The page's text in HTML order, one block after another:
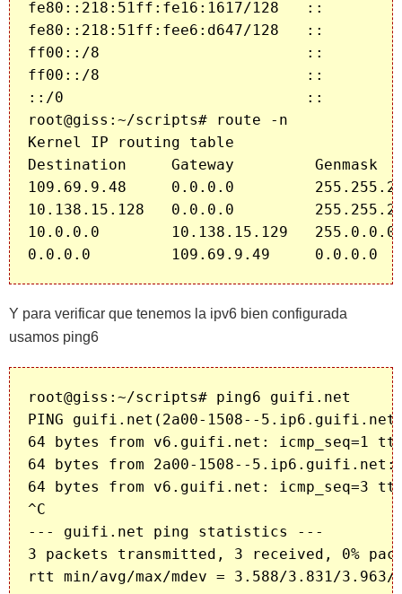
fe80::218:51ff:fe16:1617/128   ::
fe80::218:51ff:fee6:d647/128   ::
ff00::/8                       ::
ff00::/8                       ::
::/0                           ::
root@giss:~/scripts# route -n
Kernel IP routing table
Destination     Gateway
109.69.9.48     0.0.0.0
10.138.15.128   0.0.0.0
10.0.0.0        10.138.15.129
Y para verificar que tenemos la ipv6 bien configurada
usamos ping6
root@giss:~/scripts# ping6 guifi.net
PING guifi.net(2a00-1508--
64 bytes from v6.guifi.net: icmp_seq=1
64 bytes from 2a00-1508--5.ip6.guifi.net:
64 bytes from v6.guifi.net: icmp_seq=3
^C
--- guifi.net ping statistics ---
3 packets transmitted, 3 received, 0%